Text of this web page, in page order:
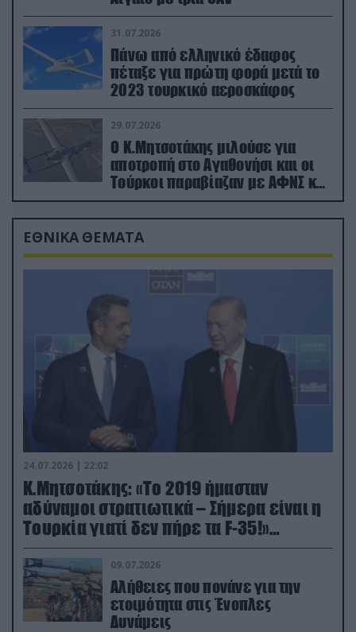
31.07.2026
Πάνω από ελληνικό έδαφος
πέταξε για πρώτη φορά μετά το
2023 τουρκικό αεροσκάφος
29.07.2026
Ο Κ.Μητσοτάκης μιλούσε για
αποτροπή στο Αγαθονήσι και οι
Τούρκοι παραβίαζαν με ΑΦΝΣ και
drone
ΕΘΝΙΚΑ ΘΕΜΑΤΑ
24.07.2026 | 22:02
Κ.Μητσοτάκης: «Το 2019 ήμασταν
αδύναμοι στρατιωτικά – Σήμερα είναι η
Τουρκία γιατί δεν πήρε τα F-35!»
(βίντεο)
09.07.2026
Αλήθειες που πονάνε για την
ετοιμότητα στις Ένοπλες
Δυνάμεις